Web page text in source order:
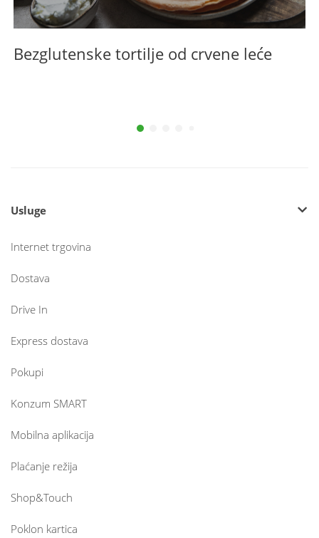
Bezglutenske tortilje od crvene leće
Usluge
Internet trgovina
Dostava
Drive In
Express dostava
Pokupi
Konzum SMART
Mobilna aplikacija
Plaćanje režija
Shop&Touch
Poklon kartica